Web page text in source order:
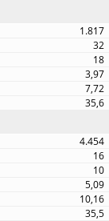
1.817
32
18
3,97
7,72
35,6
4.454
16
10
5,09
10,16
35,5